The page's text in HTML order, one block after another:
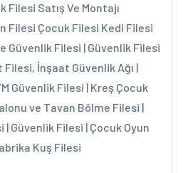
Filesi Satış Ve Montajı
Filesi Çocuk Filesi Kedi Filesi
Güvenlik Filesi | Güvenlik Filesi
Filesi, İnşaat Güvenlik Ağı |
Güvenlik Filesi | Kreş Çocuk
ve Tavan Bölme Filesi |
Güvenlik Filesi | Çocuk Oyun
Kuş Filesi